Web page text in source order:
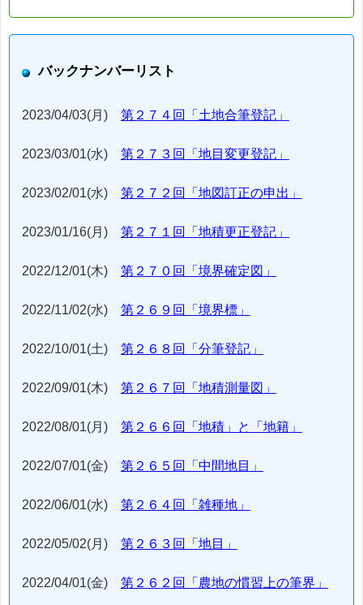
バックナンバーリスト
2023/04/03(月) 第２７４回「土地合筆登記」
2023/03/01(水) 第２７３回「地目変更登記」
2023/02/01(水) 第２７２回「地図訂正の申出」
2023/01/16(月) 第２７１回「地積更正登記」
2022/12/01(木) 第２７０回「境界確定図」
2022/11/02(水) 第２６９回「境界標」
2022/10/01(土) 第２６８回「分筆登記」
2022/09/01(木) 第２６７回「地積測量図」
2022/08/01(月) 第２６６回「地積」と「地籍」
2022/07/01(金) 第２６５回「中間地目」
2022/06/01(水) 第２６４回「雑種地」
2022/05/02(月) 第２６３回「地目」
2022/04/01(金) 第２６２回「農地の慣習上の筆界」